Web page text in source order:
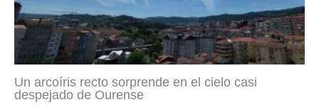
Un arcoíris recto sorprende en el cielo casi
despejado de Ourense